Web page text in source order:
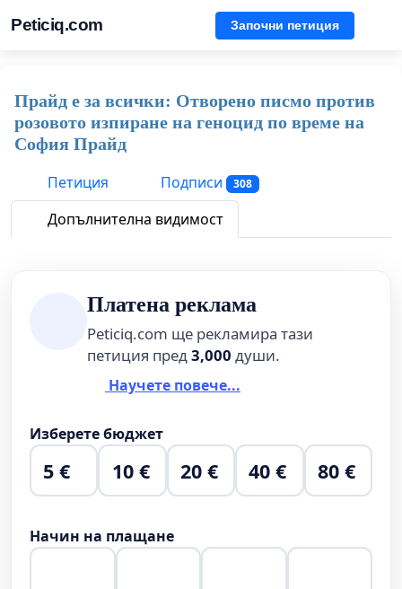
Peticiq.com Започни петиция
Прайд е за всички: Отворено писмо против
розовото изпиране на геноцид по време на
София Прайд
Петиция
Подписи 308
Допълнителна видимост
Платена реклама
Peticiq.com ще рекламира тази
петиция пред3,000 души.
Научете повече...
Изберете бюджет
5 € 10 € 20 € 40 € 80 €
Начин на плащане